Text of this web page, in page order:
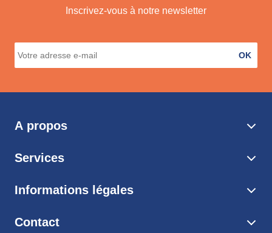
Inscrivez-vous à notre newsletter
OK
A propos
Services
Informations légales
Contact